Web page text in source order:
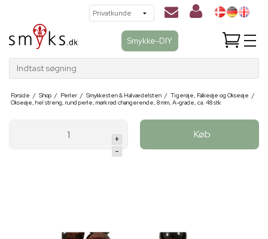
Smykke-DIY
Indtast søgning
Forside / Shop / Perler / Smykkesten & Halvædelsten / Tigerøje, Falkeøje og Okseøje /
Okseøje, hel streng, rund perle, mørk rød changerende, 8 mm, A-grade, ca. 48 stk
+
-
Køb